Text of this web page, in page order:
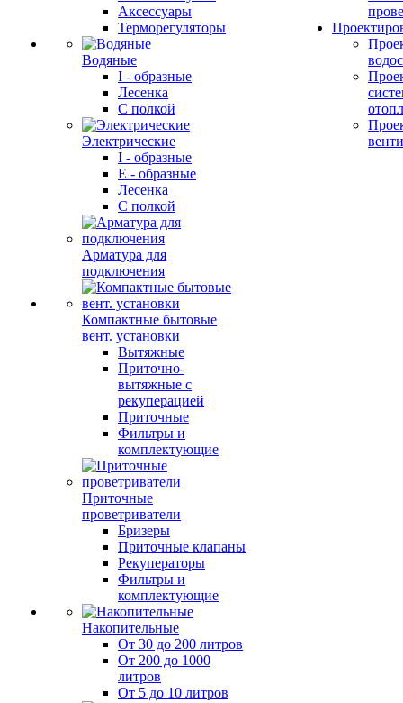
Аксессуары
Терморегуляторы
Водяные
I - образные
Лесенка
С полкой
Электрические
I - образные
E - образные
Лесенка
С полкой
Арматура для
подключения
Компактные бытовые
вент. установки
Вытяжные
Приточно-
вытяжные с
рекуперацией
Приточные
Фильтры и
комплектующие
Приточные
проветриватели
Бризеры
Приточные клапаны
Рекуператоры
Фильтры и
комплектующие
Накопительные
От 30 до 200 литров
От 200 до 1000
литров
От 5 до 10 литров